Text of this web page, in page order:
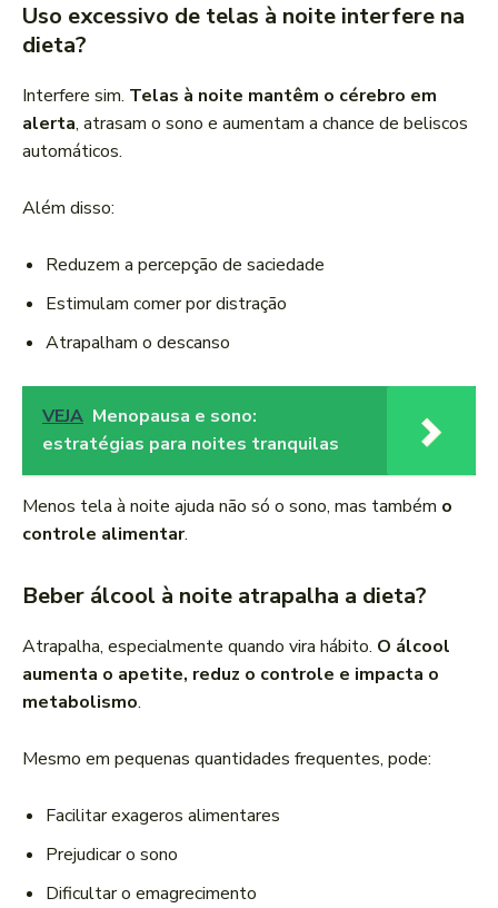
Uso excessivo de telas à noite interfere na
dieta?
Interfere sim. Telas à noite mantêm o cérebro em
alerta, atrasam o sono e aumentam a chance de beliscos
automáticos.
Além disso:
Reduzem a percepção de saciedade
Estimulam comer por distração
Atrapalham o descanso
VEJA Menopausa e sono:
estratégias para noites tranquilas
Menos tela à noite ajuda não só o sono, mas também o
controle alimentar.
Beber álcool à noite atrapalha a dieta?
Atrapalha, especialmente quando vira hábito. O álcool
aumenta o apetite, reduz o controle e impacta o
metabolismo.
Mesmo em pequenas quantidades frequentes, pode:
Facilitar exageros alimentares
Prejudicar o sono
Dificultar o emagrecimento